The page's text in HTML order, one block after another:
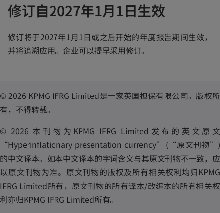
修订自2027年1月1日生效
修订将于2027年1月1日或之后开始的年度报告期间生效，
并将追溯应用。企业可以提早采用修订。
© 2026 KPMG IFRG Limited是一家英国担保有限公司。版权所
有，不得转载。
© 2026 本刊物为KPMG IFRG Limited发布的英文原文
“Hyperinflationary presentation currency” (“原文刊物”)
的中文译本。如本中文译本的字词含义与其原文刊物不一致，应
以原文刊物为准。原文刊物的版权及所有相关权利均归KPMG
IFRG Limited所有，原文刊物的所有译本/改编本的所有相关权
利亦归KPMG IFRG Limited所有。